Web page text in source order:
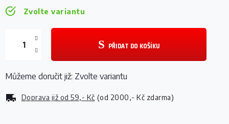
Zvolte variantu
Doprava již od 59,- Kč (od 2000,- Kč zdarma)
PŘIDAT DO KOŠÍKU
Můžeme doručit již: Zvolte variantu